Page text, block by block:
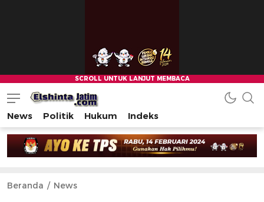
News Politik Hukum Indeks
Beranda News